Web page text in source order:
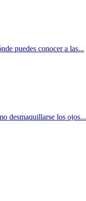
puedes conocer a las...
desmaquillarse los ojos...